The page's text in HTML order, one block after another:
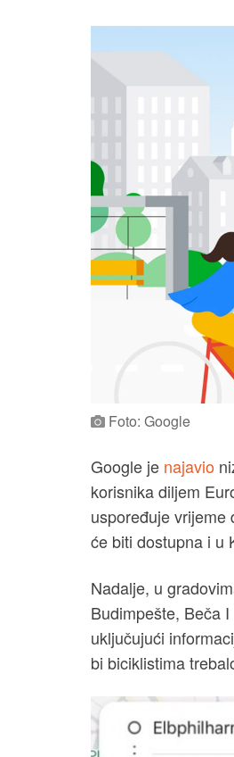
Foto: Google
Google je najavio
korisnika diljem
uspoređuje vrijeme
će biti dostupna i u
Nadalje, u
Budimpešte, Beča
uključujući
bi biciklistima